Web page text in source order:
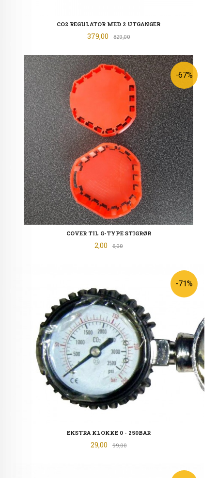
CO2 REGULATOR MED 2 UTGANGER
Tilbud
379,00 829,00Rabatt
COVER TIL G-TYPE STIGRØR
Tilbud
2,00 6,00Rabatt
-67%
EKSTRA KLOKKE 0 - 250BAR
Tilbud
29,00 99,00Rabatt
-71%